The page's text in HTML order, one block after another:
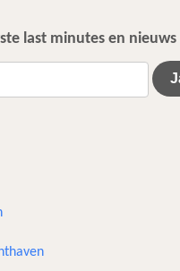
last minutes en